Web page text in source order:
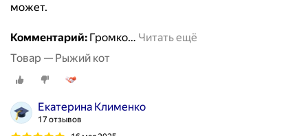
может.
Комментарий: Громко… Читать ещё
Товар — Рыжий кот
Екатерина Клименко
17 отзывов